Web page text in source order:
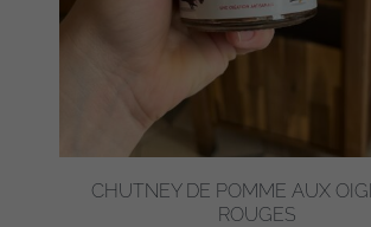
CHUTNEY DE POMME AUX
ROUGES